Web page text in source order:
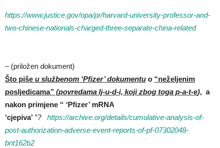
https://www.justice.gov/opa/pr/harvard-university-professor-and-
two-chinese-nationals-charged-three-separate-china-related
– (priložen dokument)
Što piše u službenom ‘Pfizer’ dokumentu o “neželjenim
posljedicama” (povredama lj-u-d-i, koji zbog toga p-a-t-e), a
nakon primjene “ ‘Pfizer’ mRNA
‘cjepiva’ ”? https://archive.org/details/cumulative-analysis-of-
post-authorization-adverse-event-reports-of-pf-07302048-
bnt162b2